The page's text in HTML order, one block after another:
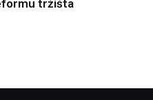
tržišta